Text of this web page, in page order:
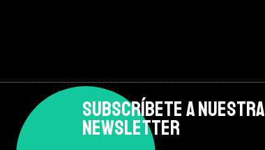
SUBSCRÍBETE A NUESTRA
NEWSLETTER